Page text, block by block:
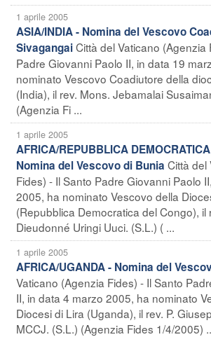
1 aprile 2005
ASIA/INDIA - Nomina del Vescovo
SivagangaiCittà del Vaticano (Agenzia
Padre Giovanni Paolo II, in data 19
nominato Vescovo Coadiutore della
(India), il rev. Mons. Jebamalai
(Agenzia Fi ...
1 aprile 2005
AFRICA/REPUBBLICA
Nomina del Vescovo di Bunia Città del
Fides) - Il Santo Padre Giovanni Paolo
2005, ha nominato Vescovo della
(Repubblica Democratica del Congo), il
Dieudonné Uringi Uuci. (S.L.) ( ...
1 aprile 2005
AFRICA/UGANDA - Nomina del
Vaticano (Agenzia Fides) - Il Santo
II, in data 4 marzo 2005, ha nominato
Diocesi di Lira (Uganda), il rev. P.
MCCJ. (S.L.) (Agenzia Fides 1/4/2005)